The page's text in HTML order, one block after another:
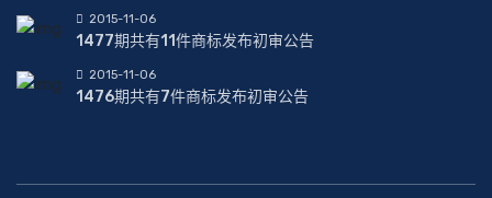
2015-11-06
1477期共有11件商标发布初审公告
2015-11-06
1476期共有7件商标发布初审公告